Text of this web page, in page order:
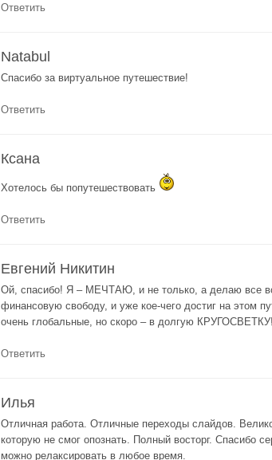
Ответить
Natabul
Спасибо за виртуальное путешествие!
Ответить
Ксана
Хотелось бы попутешествовать
Ответить
Евгений Никитин
Ой, спасибо! Я – МЕЧТАЮ, и не только, а делаю все
финансовую свободу, и уже кое-чего достиг на этом
очень глобальные, но скоро – в долгую КРУГОСВЕТКУ!
Ответить
Илья
Отличная работа. Отличные переходы слайдов.
которую не смог опознать. Полный восторг. Спасибо
можно релаксировать в любое время.